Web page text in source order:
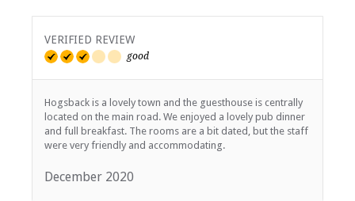
VERIFIED REVIEW
good
Hogsback is a lovely town and the guesthouse is centrally
located on the main road. We enjoyed a lovely pub dinner
and full breakfast. The rooms are a bit dated, but the staff
were very friendly and accommodating.
December 2020